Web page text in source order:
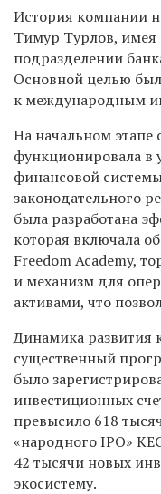
История компании
Тимур Турлов, имея
подразделении
Основной целью
к международным
На начальном этапе
функционировала в
финансовой
законодательного
была разработана
которая включала
Freedom Academy,
и механизм для
активами, что
Динамика развития
существенный
было
инвестиционных
превысило 618
«народного IPO»
42 тысячи новых
экосистему.